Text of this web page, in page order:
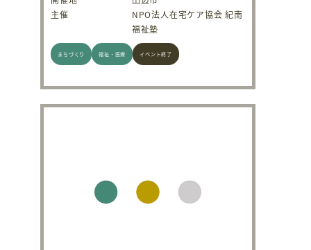
主催
NPO法人在宅ケア協会 紀南
福祉塾
まちづくり 福祉・医療 イベント終了